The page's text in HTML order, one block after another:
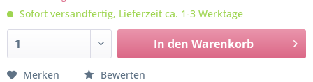
Sofort versandfertig, Lieferzeit ca. 1-3 Werktage
In den Warenkorb
Merken Bewerten